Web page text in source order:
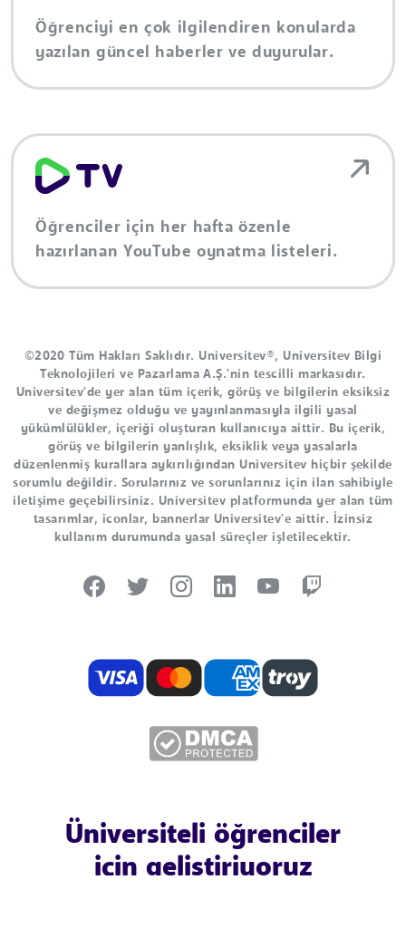
Öğrenciyi en çok ilgilendiren konularda
yazılan güncel haberler ve duyurular.
Öğrenciler için her hafta özenle
hazırlanan YouTube oynatma listeleri.
©2020 Tüm Hakları Saklıdır. Universitev®, Universitev Bilgi
Teknolojileri ve Pazarlama A.Ş.'nin tescilli markasıdır.
Universitev'de yer alan tüm içerik, görüş ve bilgilerin eksiksiz
ve değişmez olduğu ve yayınlanmasıyla ilgili yasal
yükümlülükler, içeriği oluşturan kullanıcıya aittir. Bu içerik,
görüş ve bilgilerin yanlışlık, eksiklik veya yasalarla
düzenlenmiş kurallara aykırılığından Universitev hiçbir şekilde
sorumlu değildir. Sorularınız ve sorunlarınız için ilan sahibiyle
iletişime geçebilirsiniz. Universitev platformunda yer alan tüm
tasarımlar, iconlar, bannerlar Universitev'e aittir. İzinsiz
kullanım durumunda yasal süreçler işletilecektir.
Üniversiteli öğrenciler
için geliştiriyoruz